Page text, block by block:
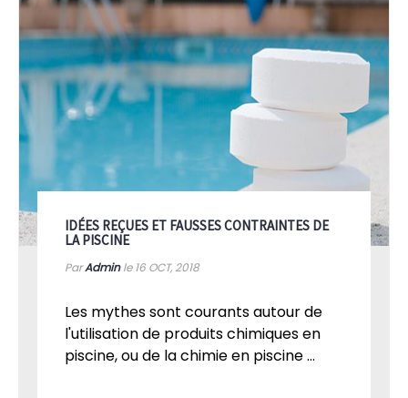
IDÉES REÇUES ET FAUSSES CONTRAINTES DE
LA PISCINE
ParAdminle 16 OCT, 2018
Les mythes sont courants autour de
l'utilisation de produits chimiques en
piscine, ou de la chimie en piscine ...